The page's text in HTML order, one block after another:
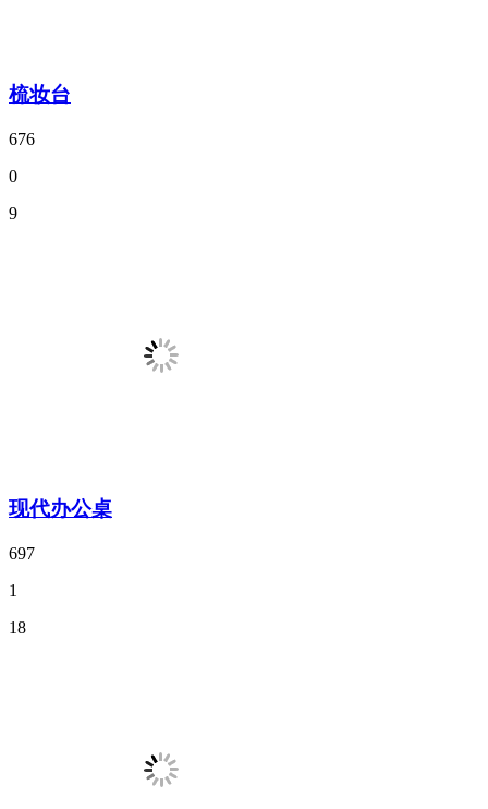
梳妆台
676
0
9
现代办公桌
697
1
18